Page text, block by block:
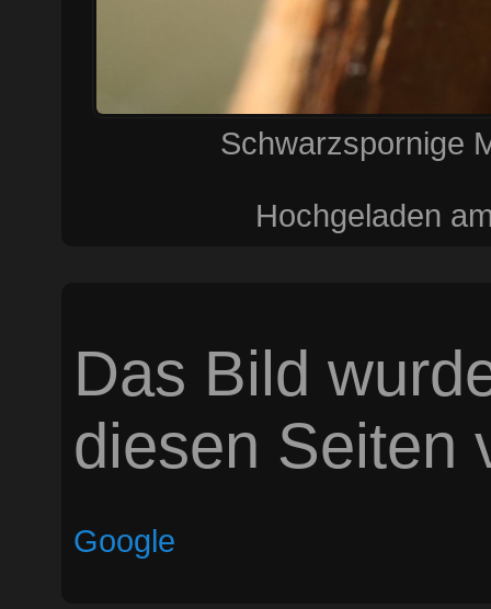
Schwarzspornige
Hochgeladen
Das Bild
diesen Seiten
Google